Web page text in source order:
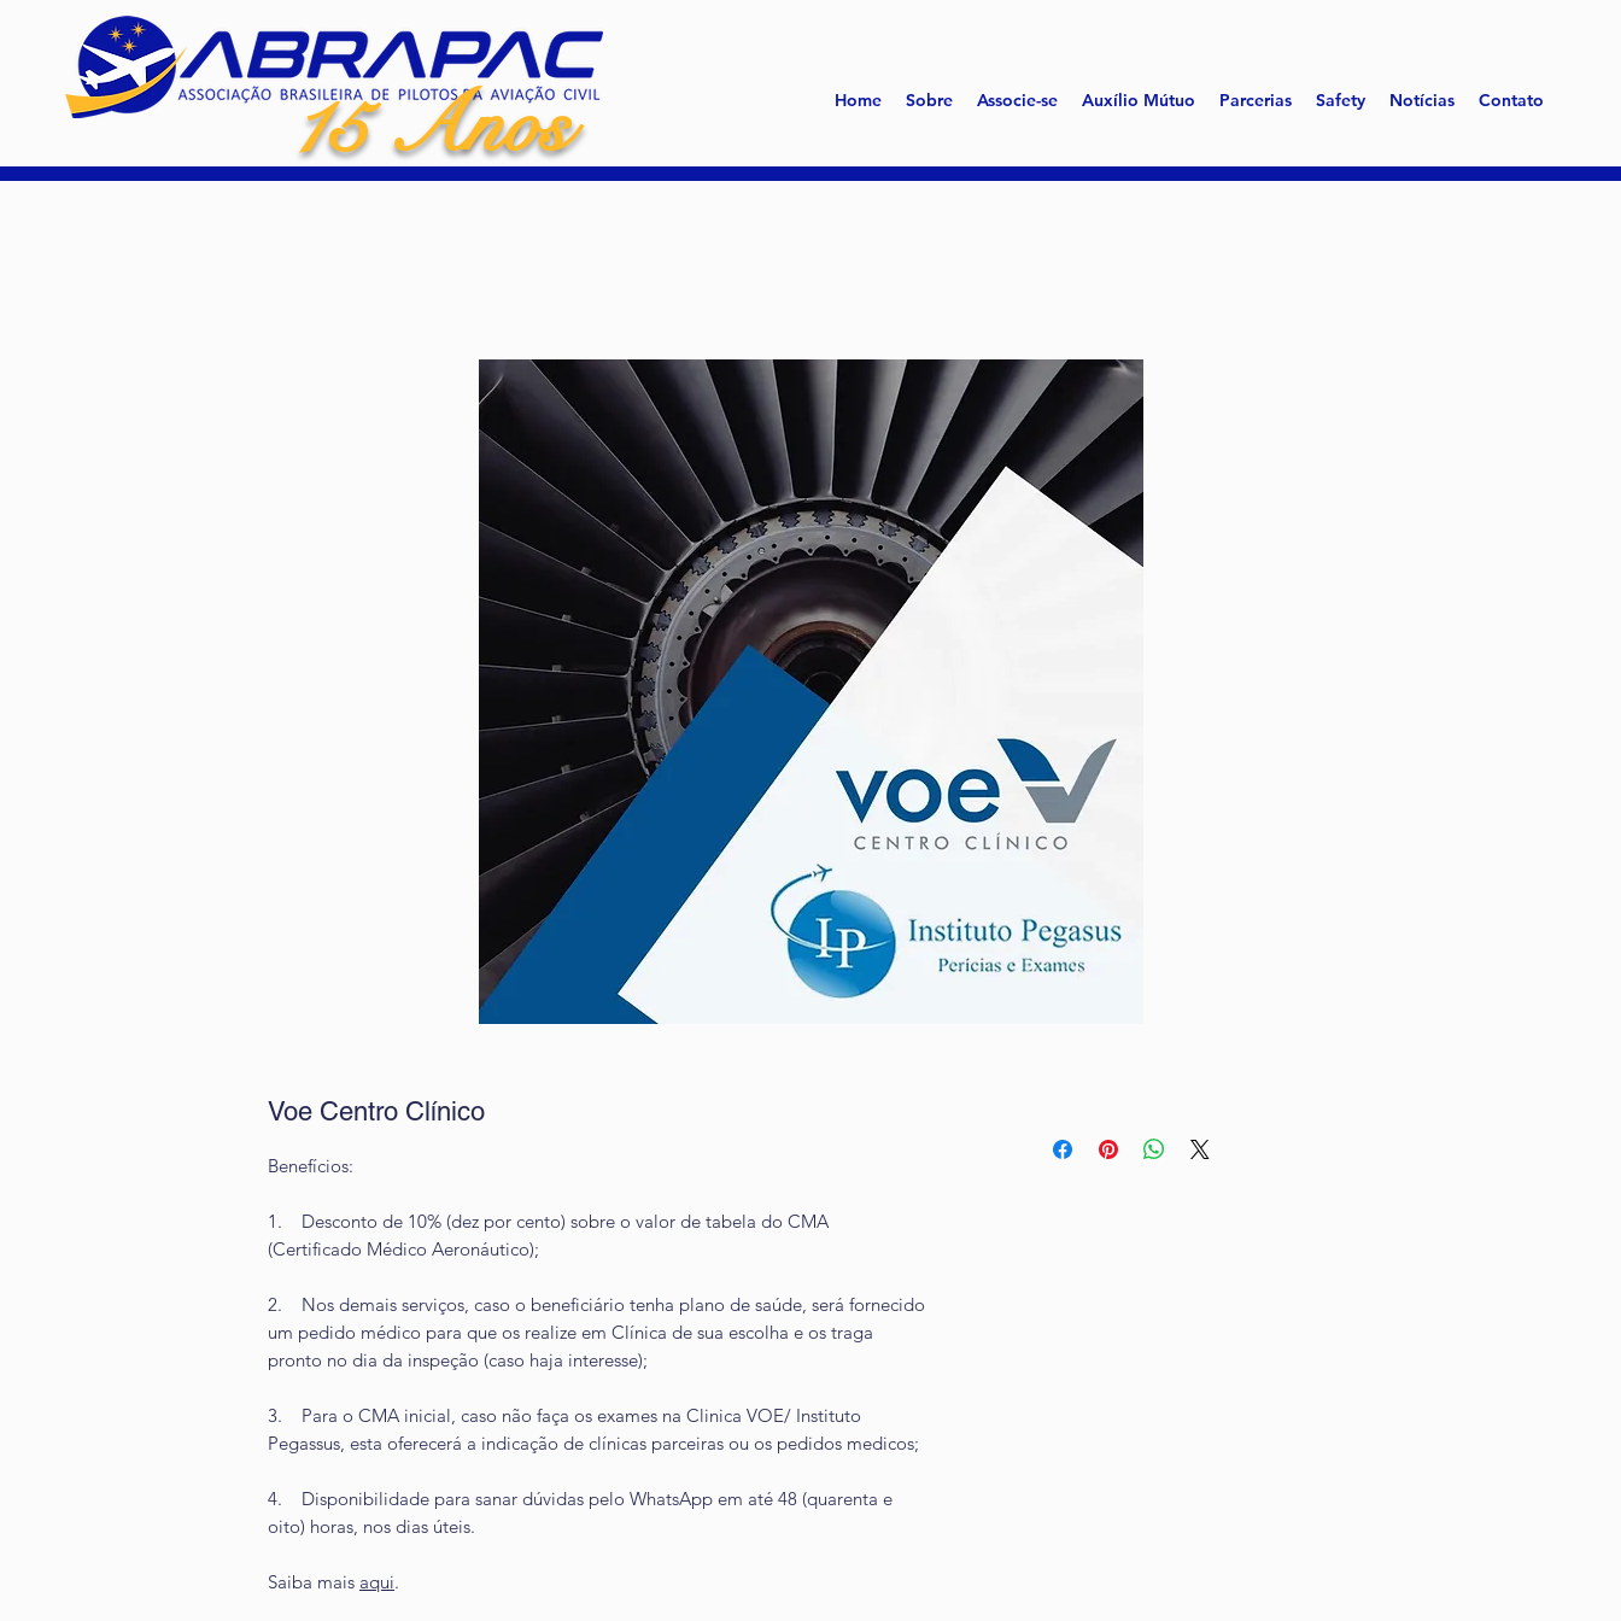
15 Anos Home Sobre Associe-se Auxílio Mútuo Parcerias Safety Notícias Contato
Voe Centro Clínico
Benefícios:
1. Desconto de 10% (dez por cento) sobre o valor de tabela do CMA
(Certificado Médico Aeronáutico);
2. Nos demais serviços, caso o beneficiário tenha plano de saúde, será fornecido
um pedido médico para que os realize em Clínica de sua escolha e os traga
pronto no dia da inspeção (caso haja interesse);
3. Para o CMA inicial, caso não faça os exames na Clinica VOE/ Instituto
Pegassus, esta oferecerá a indicação de clínicas parceiras ou os pedidos medicos;
4. Disponibilidade para sanar dúvidas pelo WhatsApp em até 48 (quarenta e
oito) horas, nos dias úteis.
Saiba mais aqui.